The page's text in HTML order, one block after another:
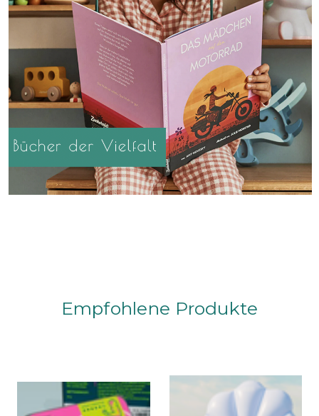
Empfohlene Produkte